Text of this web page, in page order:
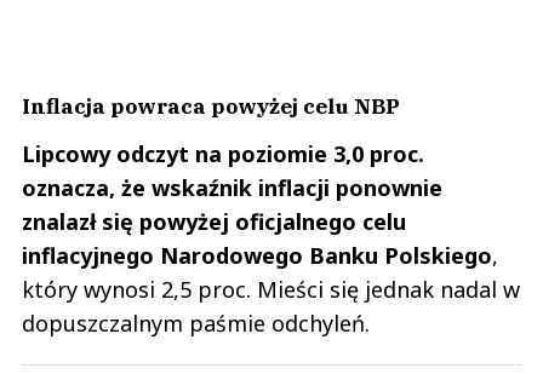
Inflacja powraca powyżej celu NBP
Lipcowy odczyt na poziomie 3,0 proc.
oznacza, że wskaźnik inflacji ponownie
znalazł się powyżej oficjalnego celu
inflacyjnego Narodowego Banku Polskiego,
który wynosi 2,5 proc. Mieści się jednak nadal w
dopuszczalnym paśmie odchyleń.